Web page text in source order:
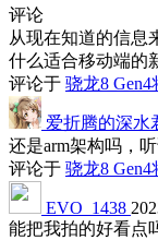
评论
从现在知道的信息
什么适合移动端的
评论于 骁龙8
爱折腾的深水
还是arm架构吗，
评论于 骁龙8
EVO_1438
能把我拍的好看点